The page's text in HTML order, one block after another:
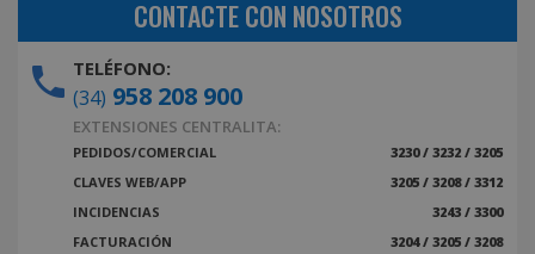
CONTACTE CON NOSOTROS
TELÉFONO:
(34) 958 208 900
EXTENSIONES CENTRALITA:
PEDIDOS/COMERCIAL
3230 / 3232 / 3205
CLAVES WEB/APP
3205 / 3208 / 3312
INCIDENCIAS
3243 / 3300
FACTURACIÓN
3204 / 3205 / 3208